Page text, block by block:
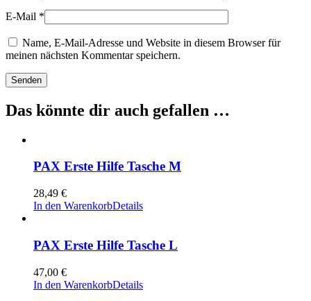
E-Mail *
Name, E-Mail-Adresse und Website in diesem Browser für
meinen nächsten Kommentar speichern.
Das könnte dir auch gefallen …
PAX Erste Hilfe Tasche M
28,49 €
In den WarenkorbDetails
PAX Erste Hilfe Tasche L
47,00 €
In den WarenkorbDetails